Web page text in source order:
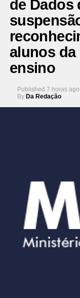
de Dados
alunos da
ensino
Published 7 horas ago
By Da Redação